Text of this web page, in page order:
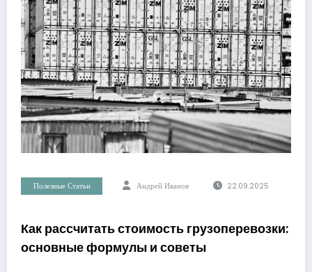
Полезные Статьи Андрей Иванов 22.09.2025
Как рассчитать стоимость грузоперевозки:
основные формулы и советы